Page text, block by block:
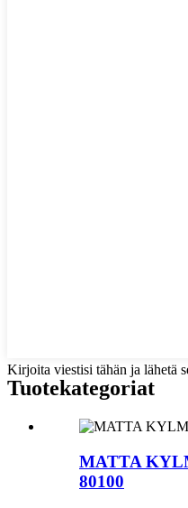
Kirjoita viestisi tähän ja lähetä
Tuotekategoriat
MATTA
80100